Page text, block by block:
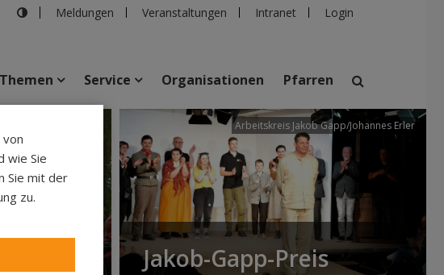
Meldungen Veranstaltungen Intranet Login
suchen
Veranstaltungen Personen Pfarren Einrichtungen
Themen Service Organisationen Pfarren
Arbeitskreis Jakob Gapp/Johannes Erler
Jakob-Gapp-Preis
wie Sie
Sie mit der
zu.